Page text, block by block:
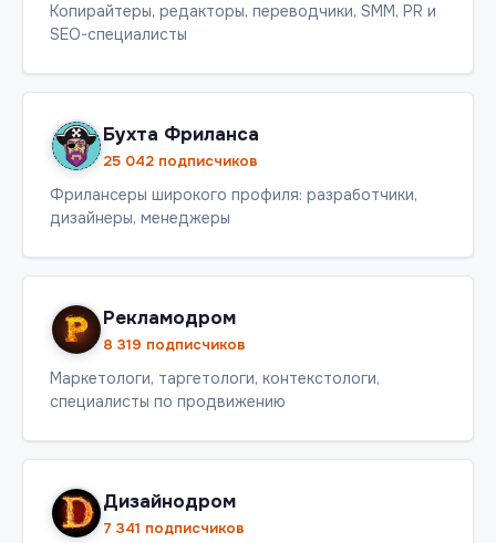
Копирайтеры, редакторы, переводчики, SMM, PR и
SEO-специалисты
Бухта Фриланса
25 042 подписчиков
Фрилансеры широкого профиля: разработчики,
дизайнеры, менеджеры
Рекламодром
8 319 подписчиков
Маркетологи, таргетологи, контекстологи,
специалисты по продвижению
Дизайнодром
7 341 подписчиков